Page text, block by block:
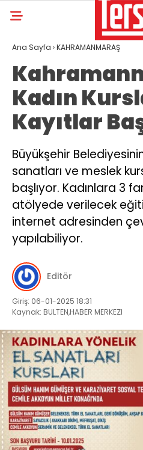
Ana Sayfa ›KAHRAMANMARAŞ
Kadın
Kayıtlar
Büyükşehir
sanatları ve meslek
başlıyor. Kadınlara 3
atölyede verilecek
internet adresinden
yapılabiliyor.
Editör
Giriş: 06-01-2025 18:31
Kaynak: BULTEN,HABER MERKEZI